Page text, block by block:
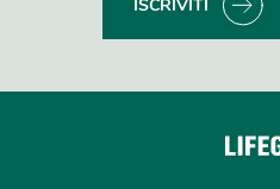
ISCRIVITI